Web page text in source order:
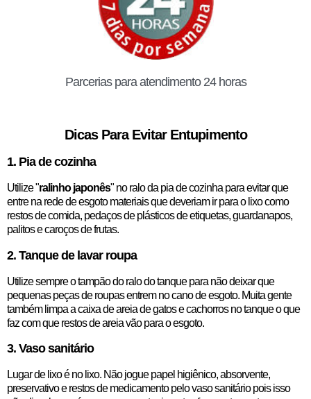
Parcerias para atendimento 24 horas
Dicas Para Evitar Entupimento
1. Pia de cozinha
Utilize "ralinho japonês" no ralo da pia de cozinha para evitar que
entre na rede de esgoto materiais que deveriam ir para o lixo como
restos de comida, pedaços de plásticos de etiquetas, guardanapos,
palitos e caroços de frutas.
2. Tanque de lavar roupa
Utilize sempre o tampão do ralo do tanque para não deixar que
pequenas peças de roupas entrem no cano de esgoto. Muita gente
também limpa a caixa de areia de gatos e cachorros no tanque o que
faz com que restos de areia vão para o esgoto.
3. Vaso sanitário
Lugar de lixo é no lixo. Não jogue papel higiênico, absorvente,
preservativo e restos de medicamento pelo vaso sanitário pois isso